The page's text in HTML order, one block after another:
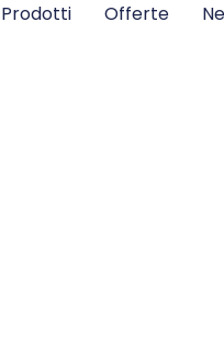
Prodotti Offerte